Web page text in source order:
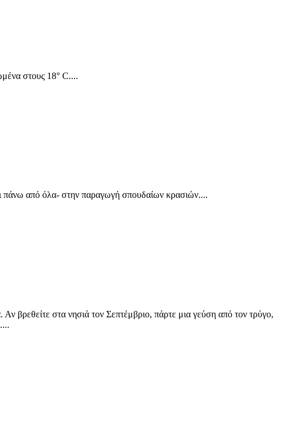
στους 18° C....
πάνω από όλα- στην παραγωγή σπουδαίων κρασιών....
βρεθείτε στα νησιά τον Σεπτέμβριο, πάρτε μια γεύση από τον τρύγο,